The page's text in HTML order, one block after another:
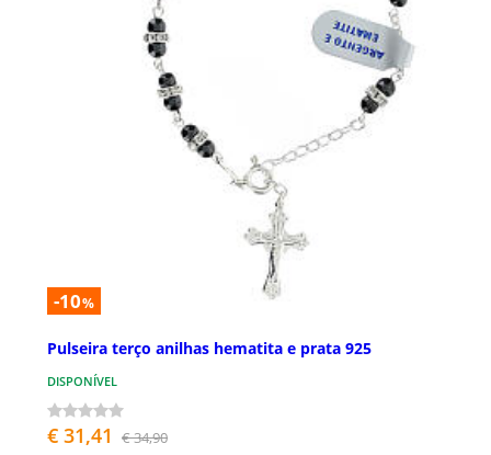
-10%
Pulseira terço anilhas hematita e prata 925
DISPONÍVEL
€ 31,41 € 34,90